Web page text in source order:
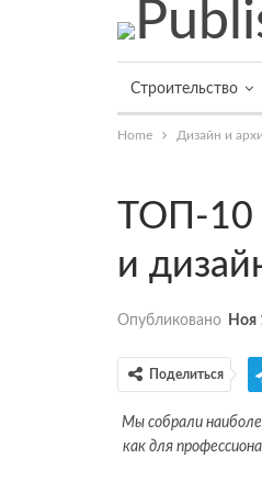
Строительство
Home Дизайн и
ТОП-10
и
Опубликовано Ноя
Поделиться
Мы собрали
как для